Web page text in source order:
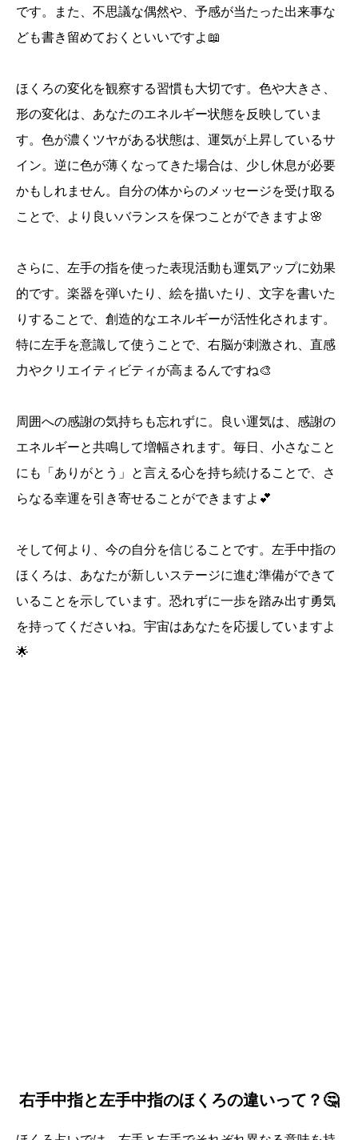
です。また、不思議な偶然や、予感が当たった出来事な
ども書き留めておくといいですよ📖
ほくろの変化を観察する習慣も大切です。色や大きさ、
形の変化は、あなたのエネルギー状態を反映していま
す。色が濃くツヤがある状態は、運気が上昇しているサ
イン。逆に色が薄くなってきた場合は、少し休息が必要
かもしれません。自分の体からのメッセージを受け取る
ことで、より良いバランスを保つことができますよ🌸
さらに、左手の指を使った表現活動も運気アップに効果
的です。楽器を弾いたり、絵を描いたり、文字を書いた
りすることで、創造的なエネルギーが活性化されます。
特に左手を意識して使うことで、右脳が刺激され、直感
力やクリエイティビティが高まるんですね🎨
周囲への感謝の気持ちも忘れずに。良い運気は、感謝の
エネルギーと共鳴して増幅されます。毎日、小さなこと
にも「ありがとう」と言える心を持ち続けることで、さ
らなる幸運を引き寄せることができますよ💕
そして何より、今の自分を信じることです。左手中指の
ほくろは、あなたが新しいステージに進む準備ができて
いることを示しています。恐れずに一歩を踏み出す勇気
を持ってくださいね。宇宙はあなたを応援していますよ
🌟
右手中指と左手中指のほくろの違いって？🤔